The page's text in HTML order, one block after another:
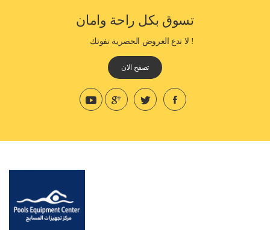
تسوق بكل راحة وامان
! لا تدع العروض الحصرية تفوتك
تصفح الان